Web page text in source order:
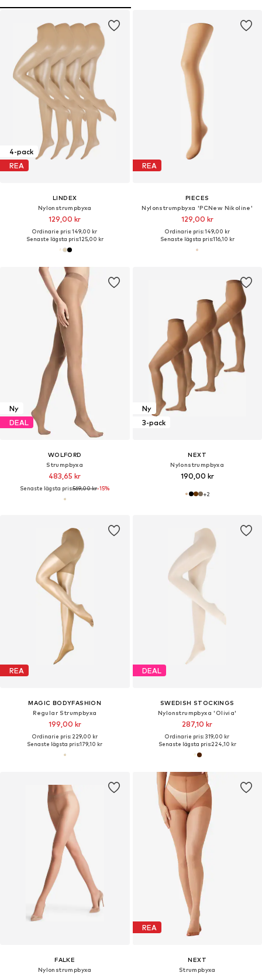
4-pack
REA
LINDEX
Nylonstrumpbyxa
129,00 kr
Ordinarie pris: 149,00 kr
Senaste lägsta pris:125,00 kr
REA
PIECES
Nylonstrumpbyxa 'PCNew Nikoline'
129,00 kr
Ordinarie pris: 149,00 kr
Senaste lägsta pris:116,10 kr
Ny
DEAL
WOLFORD
Strumpbyxa
483,65 kr
Senaste lägsta pris:569,00 kr-15%
Ny
3-pack
NEXT
Nylonstrumpbyxa
190,00 kr
+2
REA
MAGIC BODYFASHION
Regular Strumpbyxa
199,00 kr
Ordinarie pris: 229,00 kr
Senaste lägsta pris:179,10 kr
DEAL
SWEDISH STOCKINGS
Nylonstrumpbyxa 'Olivia'
287,10 kr
Ordinarie pris: 319,00 kr
Senaste lägsta pris:224,10 kr
FALKE
Nylonstrumpbyxa
REA
NEXT
Strumpbyxa